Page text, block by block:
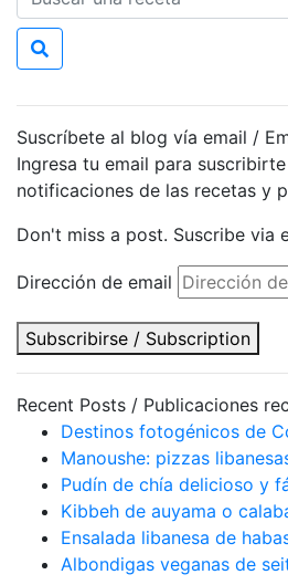
Suscríbete al blog vía email /
Ingresa tu email para
notificaciones de las recetas y
Don't miss a post. Suscribe via
Dirección de email
Subscribirse / Subscription
Recent Posts / Publicaciones
Destinos fotogénicos de
Manoushe: pizzas
Pudín de chía delicioso y
Kibbeh de auyama o
Ensalada libanesa de
Albondigas veganas de